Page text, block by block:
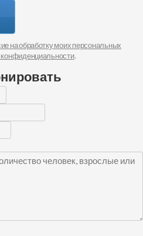
на обработку моих персональных
конфиденциальности.